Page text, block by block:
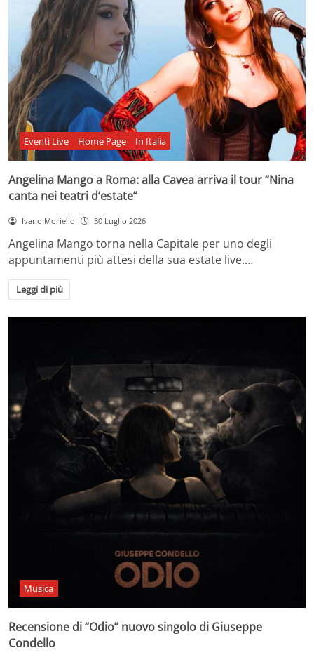
Eventi Live Home Page In Italia
Angelina Mango a Roma: alla Cavea arriva il tour “Nina
canta nei teatri d’estate”
Ivano Moriello 30 Luglio 2026
Angelina Mango torna nella Capitale per uno degli
appuntamenti più attesi della sua estate live.…
Leggi di più
Musica
Recensione di “Odio” nuovo singolo di Giuseppe
Condello